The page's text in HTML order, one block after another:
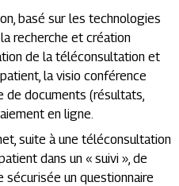
basé sur les technologies
recherche et création
de la téléconsultation et
la visio conférence
documents (résultats,
en ligne.
suite à une téléconsultation
dans un « suivi », de
un questionnaire